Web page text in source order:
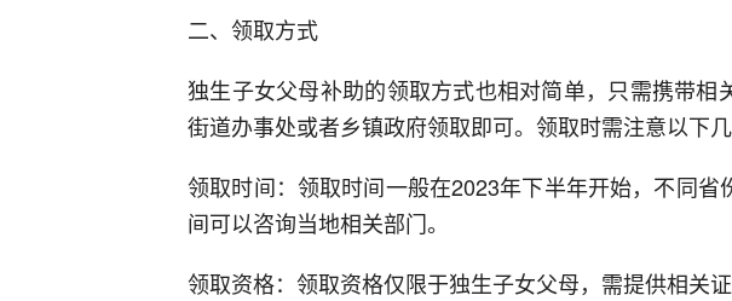
二、领取方式
独生子女父母补助的领取方式也相对简单，只需携带相
街道办事处或者乡镇政府领取即可。领取时需注意以下几
领取时间：领取时间一般在2023年下半年开始，不同
间可以咨询当地相关部门。
领取资格：领取资格仅限于独生子女父母，需提供相关证